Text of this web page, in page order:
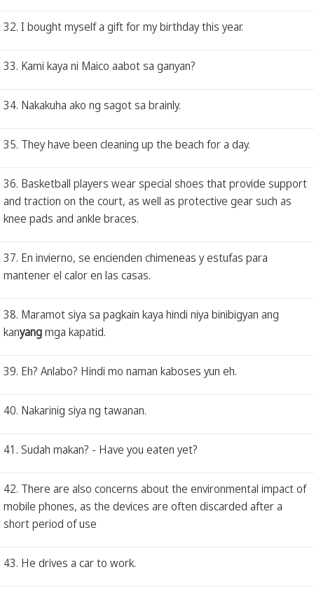
32. I bought myself a gift for my birthday this year.
33. Kami kaya ni Maico aabot sa ganyan?
34. Nakakuha ako ng sagot sa brainly.
35. They have been cleaning up the beach for a day.
36. Basketball players wear special shoes that provide support
and traction on the court, as well as protective gear such as
knee pads and ankle braces.
37. En invierno, se encienden chimeneas y estufas para
mantener el calor en las casas.
38. Maramot siya sa pagkain kaya hindi niya binibigyan ang
kanyangmga kapatid.
39. Eh? Anlabo? Hindi mo naman kaboses yun eh.
40. Nakarinig siya ng tawanan.
41. Sudah makan? - Have you eaten yet?
42. There are also concerns about the environmental impact of
mobile phones, as the devices are often discarded after a
short period of use
43. He drives a car to work.